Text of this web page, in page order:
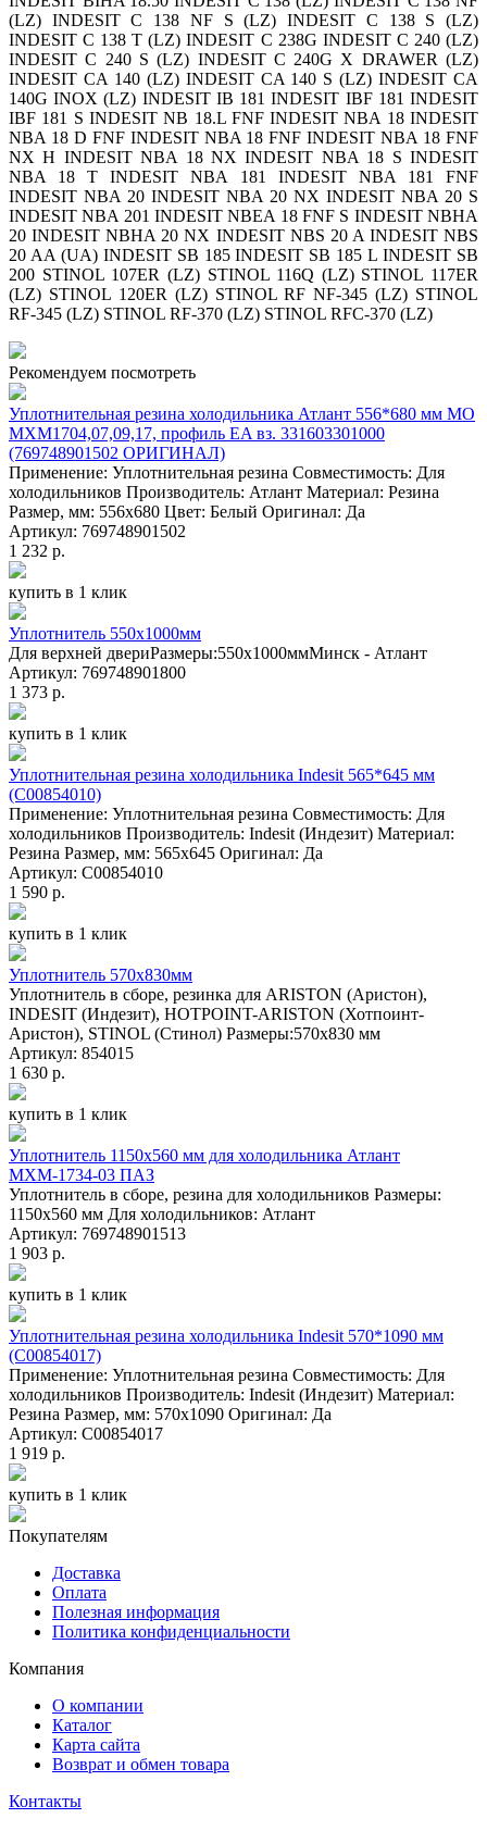
(LZ) INDESIT C 138 NF S (LZ) INDESIT C 138 S (LZ)
INDESIT C 138 T (LZ) INDESIT C 238G INDESIT C 240 (LZ)
INDESIT C 240 S (LZ) INDESIT C 240G X DRAWER (LZ)
INDESIT CA 140 (LZ) INDESIT CA 140 S (LZ) INDESIT CA
140G INOX (LZ) INDESIT IB 181 INDESIT IBF 181 INDESIT
IBF 181 S INDESIT NB 18.L FNF INDESIT NBA 18 INDESIT
NBA 18 D FNF INDESIT NBA 18 FNF INDESIT NBA 18 FNF
NX H INDESIT NBA 18 NX INDESIT NBA 18 S INDESIT
NBA 18 T INDESIT NBA 181 INDESIT NBA 181 FNF
INDESIT NBA 20 INDESIT NBA 20 NX INDESIT NBA 20 S
INDESIT NBA 201 INDESIT NBEA 18 FNF S INDESIT NBHA
20 INDESIT NBHA 20 NX INDESIT NBS 20 A INDESIT NBS
20 AA (UA) INDESIT SB 185 INDESIT SB 185 L INDESIT SB
200 STINOL 107ER (LZ) STINOL 116Q (LZ) STINOL 117ER
(LZ) STINOL 120ER (LZ) STINOL RF NF-345 (LZ) STINOL
RF-345 (LZ) STINOL RF-370 (LZ) STINOL RFC-370 (LZ)
Рекомендуем посмотреть
Уплотнительная резина холодильника Атлант 556*680 мм МО
МХМ1704,07,09,17, профиль EA вз. 331603301000
(769748901502 ОРИГИНАЛ)
Применение: Уплотнительная резина Совместимость: Для
холодильников Производитель: Атлант Материал: Резина
Размер, мм: 556x680 Цвет: Белый Оригинал: Да
Артикул: 769748901502
1 232 р.
купить в 1 клик
Уплотнитель 550х1000мм
Для верхней двериРазмеры:550x1000ммМинск - Атлант
Артикул: 769748901800
1 373 р.
купить в 1 клик
Уплотнительная резина холодильника Indesit 565*645 мм
(C00854010)
Применение: Уплотнительная резина Совместимость: Для
холодильников Производитель: Indesit (Индезит) Материал:
Резина Размер, мм: 565x645 Оригинал: Да
Артикул: C00854010
1 590 р.
купить в 1 клик
Уплотнитель 570x830мм
Уплотнитель в сборе, резинка для ARISTON (Аристон),
INDESIT (Индезит), HOTPOINT-ARISTON (Хотпоинт-
Аристон), STINOL (Стинол) Размеры:570x830 мм
Артикул: 854015
1 630 р.
купить в 1 клик
Уплотнитель 1150х560 мм для холодильника Атлант
МХМ-1734-03 ПАЗ
Уплотнитель в сборе, резина для холодильников Размеры:
1150х560 мм Для холодильников: Атлант
Артикул: 769748901513
1 903 р.
купить в 1 клик
Уплотнительная резина холодильника Indesit 570*1090 мм
(C00854017)
Применение: Уплотнительная резина Совместимость: Для
холодильников Производитель: Indesit (Индезит) Материал:
Резина Размер, мм: 570х1090 Оригинал: Да
Артикул: C00854017
1 919 р.
купить в 1 клик
Покупателям
Доставка
Оплата
Полезная информация
Политика конфиденциальности
Компания
О компании
Каталог
Карта сайта
Возврат и обмен товара
Контакты